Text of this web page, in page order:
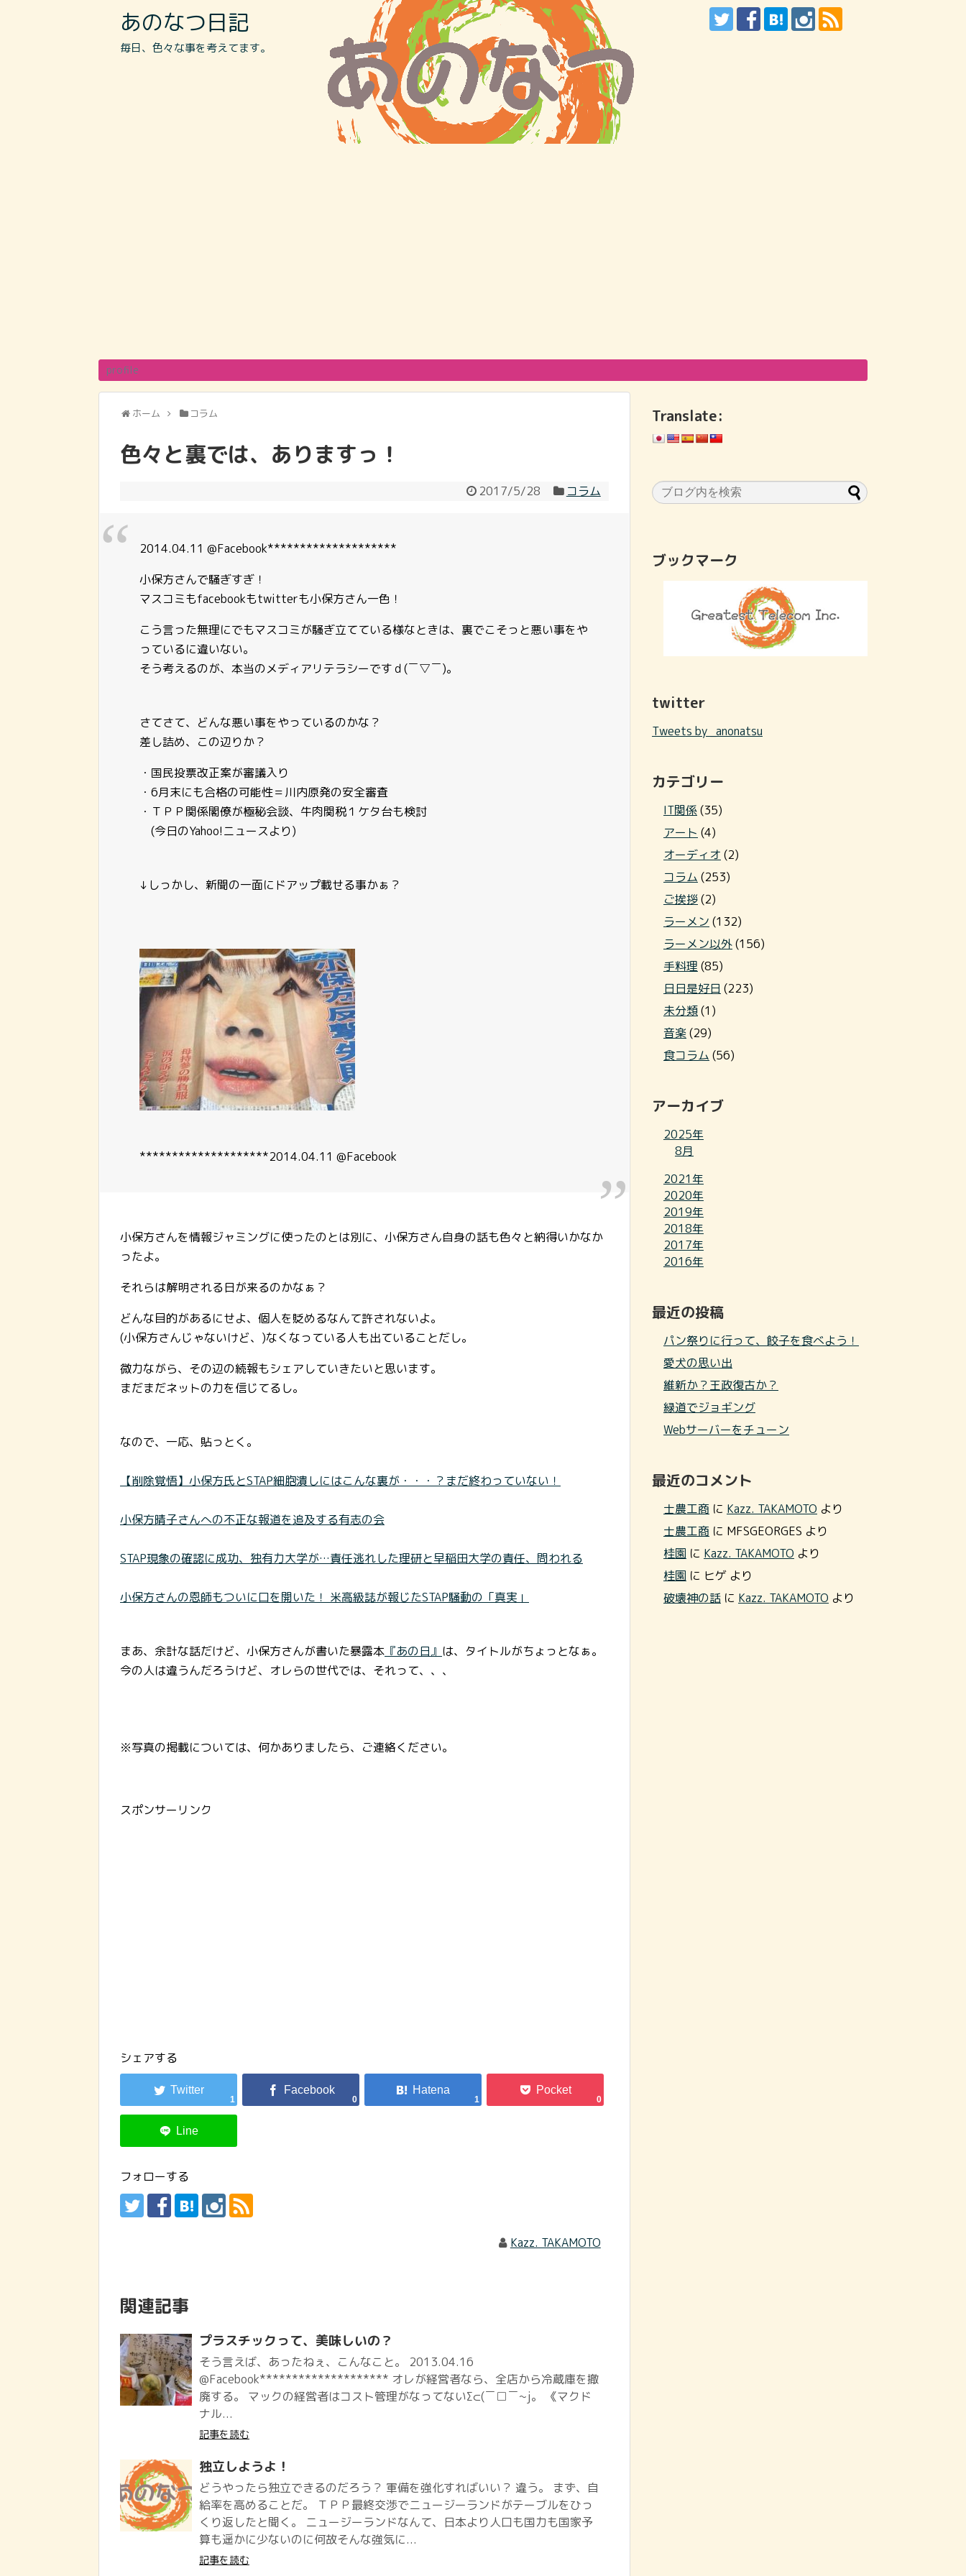
あのなつ日記
毎日、色々な事を考えてます。
profile
ホーム コラム
色々と裏では、ありますっ！
2017/5/28 コラム
2014.04.11 @Facebook********************
小保方さんで騒ぎすぎ！
マスコミもfacebookもtwitterも小保方さん一色！
こう言った無理にでもマスコミが騒ぎ立てている様なときは、裏でこそっと悪い事をや
っているに違いない。
そう考えるのが、本当のメディアリテラシーですｄ(￣▽￣)。
さてさて、どんな悪い事をやっているのかな？
差し詰め、この辺りか？
・国民投票改正案が審議入り
・6月末にも合格の可能性＝川内原発の安全審査
・ＴＰＰ関係閣僚が極秘会談、牛肉関税１ケタ台も検討
(今日のYahoo!ニュースより)
↓しっかし、新聞の一面にドアップ載せる事かぁ？
********************2014.04.11 @Facebook
小保方さんを情報ジャミングに使ったのとは別に、小保方さん自身の話も色々と納得いかなか
ったよ。
それらは解明される日が来るのかなぁ？
どんな目的があるにせよ、個人を貶めるなんて許されないよ。
(小保方さんじゃないけど、)なくなっている人も出ていることだし。
微力ながら、その辺の続報もシェアしていきたいと思います。
まだまだネットの力を信じてるし。
なので、一応、貼っとく。
【削除覚悟】小保方氏とSTAP細胞潰しにはこんな裏が・・・？まだ終わっていない！
小保方晴子さんへの不正な報道を追及する有志の会
STAP現象の確認に成功、独有力大学が…責任逃れした理研と早稲田大学の責任、問われる
小保方さんの恩師もついに口を開いた！ 米高級誌が報じたSTAP騒動の「真実」
まあ、余計な話だけど、小保方さんが書いた暴露本 『あの日』 は、タイトルがちょっとなぁ。
今の人は違うんだろうけど、オレらの世代では、それって、、、
※写真の掲載については、何かありましたら、ご連絡ください。
スポンサーリンク
シェアする
1 0 1 0
フォローする
Kazz. TAKAMOTO
関連記事
プラスチックって、美味しいの？
そう言えば、あったねぇ、こんなこと。 2013.04.16
@Facebook******************** オレが経営者なら、全店から冷蔵庫を撤
廃する。 マックの経営者はコスト管理がなってないΣ⊂(￣□￣~j。 《マクド
ナル...
記事を読む
独立しようよ！
どうやったら独立できるのだろう？ 軍備を強化すればいい？ 違う。 まず、自
給率を高めることだ。 ＴＰＰ最終交渉でニュージーランドがテーブルをひっ
くり返したと聞く。 ニュージーランドなんて、日本より人口も国力も国家予
算も遥かに少ないのに何故そんな強気に...
記事を読む
Translate:
ブックマーク
twitter
Tweets by _anonatsu
カテゴリー
IT関係(35)
アート (4)
オーディオ (2)
コラム (253)
ご挨拶(2)
ラーメン (132)
ラーメン以外(156)
手料理 (85)
日日是好日 (223)
未分類(1)
音楽(29)
食コラム (56)
アーカイブ
2025年
8月
2021年
2020年
2019年
2018年
2017年
2016年
最近の投稿
パン祭りに行って、餃子を食べよう！
愛犬の思い出
維新か？王政復古か？
緑道でジョギング
Webサーバーをチューン
最近のコメント
士農工商 に Kazz. TAKAMOTO より
士農工商 に MFSGEORGES より
桂園 に Kazz. TAKAMOTO より
桂園 に ヒゲ より
破壊神の話 に Kazz. TAKAMOTO より